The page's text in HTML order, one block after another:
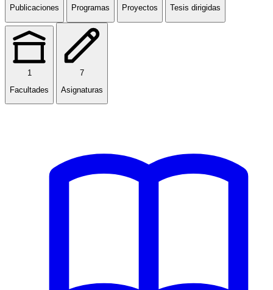
Publicaciones
Programas
Proyectos
Tesis dirigidas
1
Facultades
7
Asignaturas